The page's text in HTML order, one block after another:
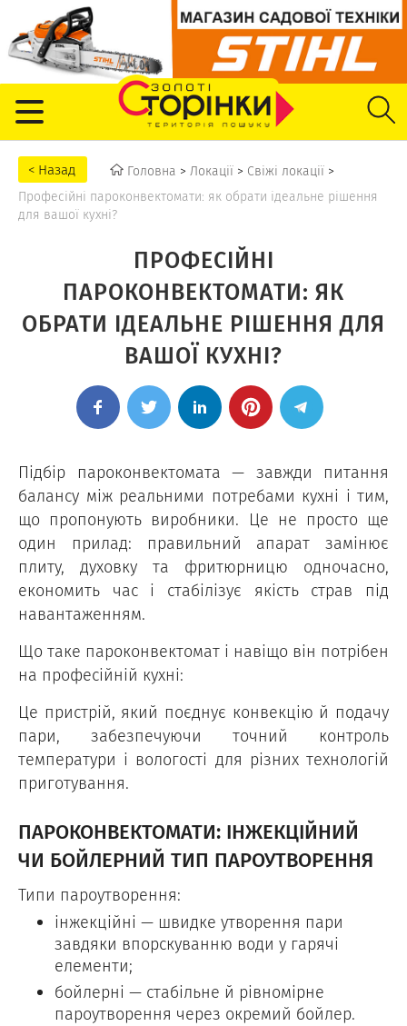
Головна > Локації > Свіжі локації >
Професійні пароконвектомати: як обрати ідеальне рішення
для вашої кухні?
ПРОФЕСІЙНІ
ПАРОКОНВЕКТОМАТИ: ЯК
ОБРАТИ ІДЕАЛЬНЕ РІШЕННЯ ДЛЯ
ВАШОЇ КУХНІ?
Підбір пароконвектомата — завжди питання
балансу між реальними потребами кухні і тим,
що пропонують виробники. Це не просто ще
один прилад: правильний апарат замінює
плиту, духовку та фритюрницю одночасно,
економить час і стабілізує якість страв під
навантаженням.
Що таке пароконвектомат і навіщо він потрібен
на професійній кухні:
Це пристрій, який поєднує конвекцію й подачу
пари, забезпечуючи точний контроль
температури і вологості для різних технологій
приготування.
ПАРОКОНВЕКТОМАТИ: ІНЖЕКЦІЙНИЙ
ЧИ БОЙЛЕРНИЙ ТИП ПАРОУТВОРЕННЯ
Типи пароутворення:
інжекційні — швидке утворення пари
завдяки впорскуванню води у гарячі
елементи;
бойлерні — стабільне й рівномірне
пароутворення через окремий бойлер.